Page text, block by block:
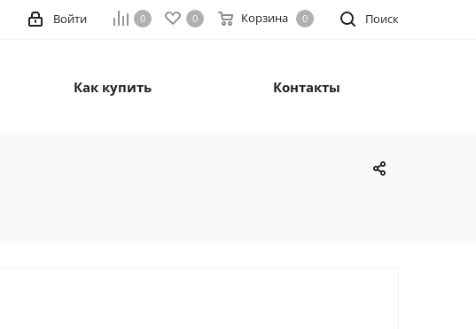
Поиск
0 0 Корзина 0
Войти
Как купить Контакты